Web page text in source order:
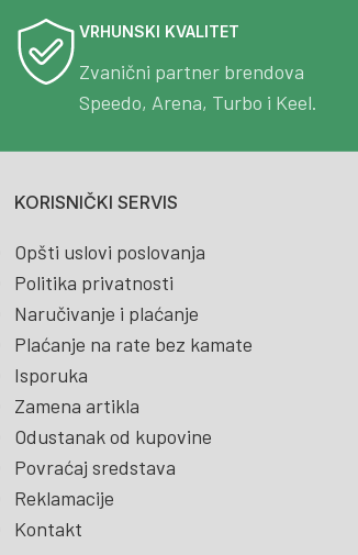
VRHUNSKI KVALITET
Zvanični partner brendova
Speedo, Arena, Turbo i Keel.
KORISNIČKI SERVIS
Opšti uslovi poslovanja
Politika privatnosti
Naručivanje i plaćanje
Plaćanje na rate bez kamate
Isporuka
Zamena artikla
Odustanak od kupovine
Povraćaj sredstava
Reklamacije
Kontakt